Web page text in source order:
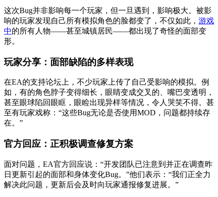
这次Bug并非影响每一个玩家，但一旦遇到，影响极大。被影
响的玩家发现自己所有模拟角色的脸都变了，不仅如此， 游戏
中的所有人物——甚至城镇居民——都出现了奇怪的面部变
形。
玩家分享：面部缺陷的多样表现
在EA的支持论坛上，不少玩家上传了自己受影响的模拟。例
如，有的角色脖子变得细长，眼睛变成交叉的、嘴巴变透明，
甚至眼球陷回眼眶，眼睑出现异样等情况，令人哭笑不得。甚
至有玩家戏称：“这些Bug无论是否使用MOD，问题都持续存
在。”
官方回应：正积极调查修复方案
面对问题，EA官方回应说：“开发团队已注意到并正在调查昨
日更新引起的面部和身体变化Bug。”他们表示：“我们正全力
解决此问题，更新后会及时向玩家通报修复进展。”